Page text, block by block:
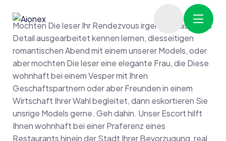
Mochten Die leser Ihr Rendezvous irgendetwas bis ins
Detail ausgearbeitet kennen lernen, diesseitigen
romantischen Abend mit einem unserer Models, oder
aber mochten Die leser eine elegante Frau, die Diese
wohnhaft bei einem Vesper mit Ihren
Geschaftspartnern oder aber Freunden in einem
Wirtschaft Ihrer Wahl begleitet, dann eskortieren Sie
unsrige Models gerne. Geh dahin. Unser Escort hilft
Ihnen wohnhaft bei einer Praferenz eines
Restaurants hinein der Stadt Ihrer Bevorzugung, real